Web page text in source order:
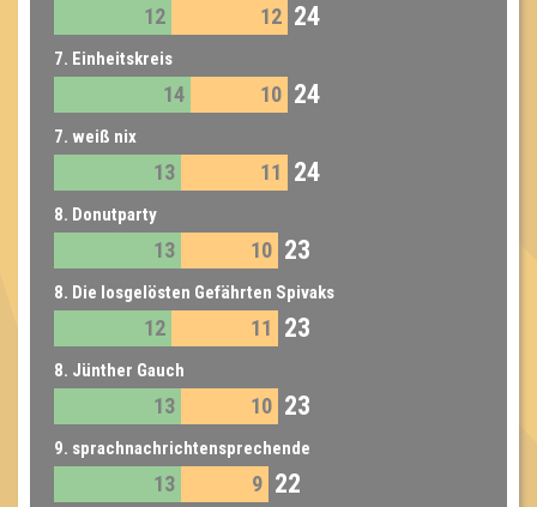
12 12 24
7. Einheitskreis
14 10 24
7. weiß nix
13 11 24
8. Donutparty
13 10 23
8. Die losgelösten Gefährten Spivaks
12 11 23
8. Jünther Gauch
13 10 23
9. sprachnachrichtensprechende
Sprachnachrichtenqueens
13 9 22